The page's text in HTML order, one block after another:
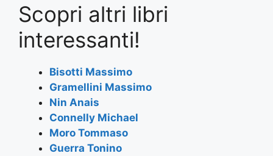
c
e
b
o
o
k
itt
er
at
s
A
p
p
e
gr
a
m
ai
l
ar
Scopri altri libri
interessanti!
Bisotti Massimo
Gramellini Massimo
Nin Anais
Connelly Michael
Moro Tommaso
Guerra Tonino